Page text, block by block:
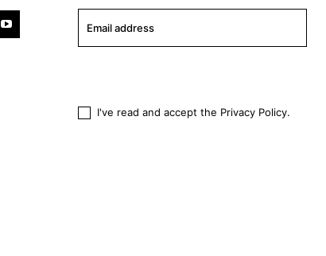
I've read and accept the Privacy Policy.